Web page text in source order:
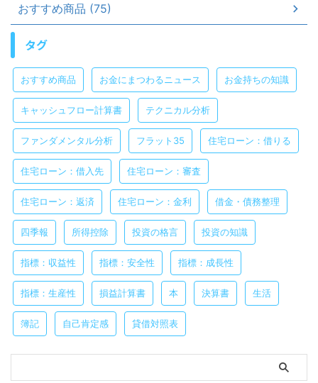
おすすめ商品 (75)
タグ
おすすめ商品 お金にまつわるニュース お金持ちの知識
キャッシュフロー計算書 テクニカル分析
ファンダメンタル分析 フラット35 住宅ローン：借りる
住宅ローン：借入先 住宅ローン：審査
住宅ローン：返済 住宅ローン：金利 借金・債務整理
四季報 所得控除 投資の格言 投資の知識
指標：収益性 指標：安全性 指標：成長性
指標：生産性 損益計算書 本 決算書 生活
簿記 自己肯定感 貸借対照表